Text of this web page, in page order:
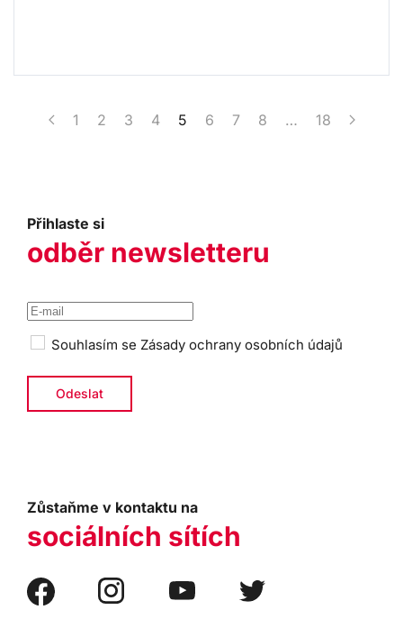
1 2 3 4 5 6 7 8 … 18
Přihlaste si
odběr newsletteru
Souhlasím se Zásady ochrany osobních údajů
Zůstaňme v kontaktu na
sociálních sítích